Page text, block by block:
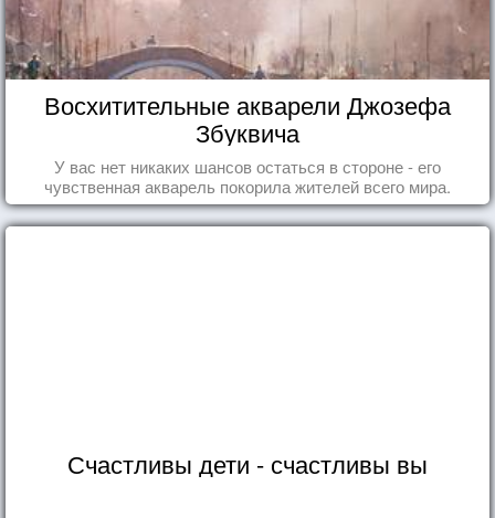
Восхитительные акварели Джозефа
Збуквича
У вас нет никаких шансов остаться в стороне - его
чувственная акварель покорила жителей всего мира.
Счастливы дети - счастливы вы